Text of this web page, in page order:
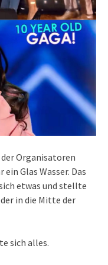
Organisatoren
Glas Wasser. Das
etwas und stellte
in die Mitte der
sich alles.